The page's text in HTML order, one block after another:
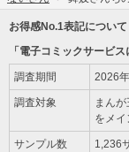
お得感No.1表記について
「電子コミックサービ
調査期間 2026
調査対象
まん
をメ
サンプル数 1,236